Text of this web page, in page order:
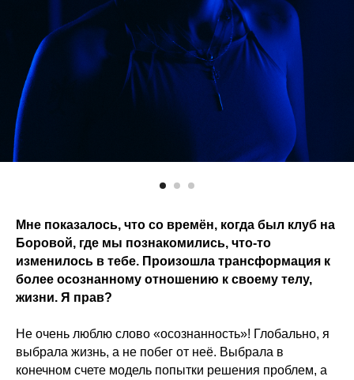
Мне показалось, что со времён, когда был клуб на
Боровой, где мы познакомились, что-то
изменилось в тебе. Произошла трансформация к
более осознанному отношению к своему телу,
жизни. Я прав?
Не очень люблю слово «осознанность»! Глобально, я
выбрала жизнь, а не побег от неё. Выбрала в
конечном счете модель попытки решения проблем, а